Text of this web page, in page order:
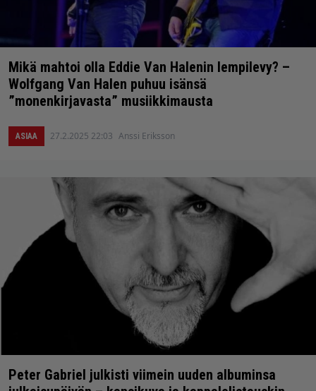
Mikä mahtoi olla Eddie Van Halenin lempilevy? –
Wolfgang Van Halen puhuu isänsä
”monenkirjavasta” musiikkimausta
ASIAA 27.2.2025 22:03 Anssi Eriksson
Peter Gabriel julkisti viimein uuden albuminsa